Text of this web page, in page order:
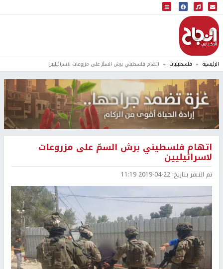
البث المباشر
إذاعة النجاح
الرئيسية فلسطينيات اتهام فلسطيني برش السمّ على مزروعات لاسرائيليين
اتهام فلسطيني برش السمّ على مزروعات
لاسرائيليين
تم النشر بتاريخ: 2019-04-22 11:19